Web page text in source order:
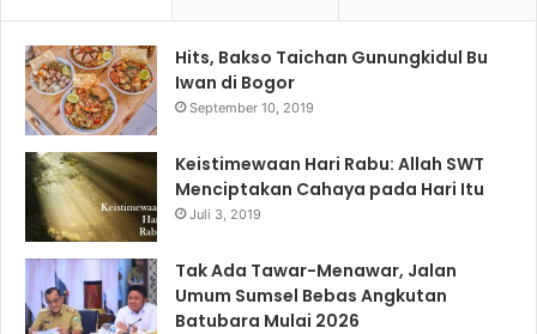
Hits, Bakso Taichan Gunungkidul Bu
Iwan di Bogor
September 10, 2019
Keistimewaan Hari Rabu: Allah SWT
Menciptakan Cahaya pada Hari Itu
Juli 3, 2019
Tak Ada Tawar-Menawar, Jalan
Umum Sumsel Bebas Angkutan
Batubara Mulai 2026